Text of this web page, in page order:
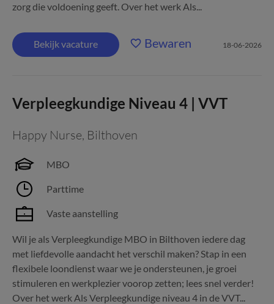
zorg die voldoening geeft. Over het werk Als...
Bekijk vacature Bewaren 18-06-2026
Verpleegkundige Niveau 4 | VVT
Happy Nurse, Bilthoven
MBO
Parttime
Vaste aanstelling
Wil je als Verpleegkundige MBO in Bilthoven iedere dag
met liefdevolle aandacht het verschil maken? Stap in een
flexibele loondienst waar we je ondersteunen, je groei
stimuleren en werkplezier voorop zetten; lees snel verder!
Over het werk Als Verpleegkundige niveau 4 in de VVT...